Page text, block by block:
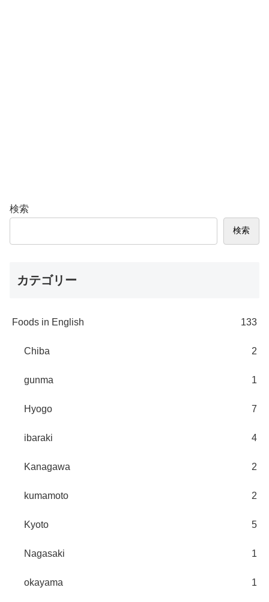
検索
検索
カテゴリー
Foods in English 133
Chiba 2
gunma 1
Hyogo 7
ibaraki 4
Kanagawa 2
kumamoto 2
Kyoto 5
Nagasaki 1
okayama 1